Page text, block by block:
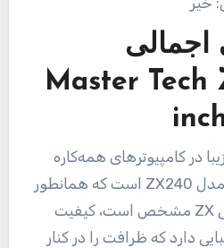
اجمالی
Master Tech
در کامپیوترهای همه‌کاره
ساخت شرکت مستر تک مدل ZX240 است که همانطور
که از پیشوند مدلش یعنی ZX مشخص است، کیفیت
دارد که ظرافت را در کنار